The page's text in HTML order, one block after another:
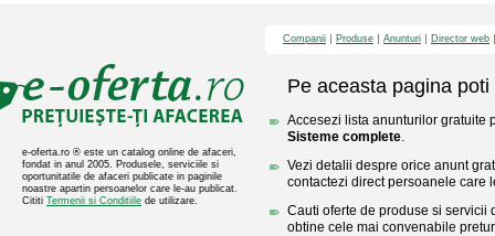
e-oferta.ro ® este un catalog online de afaceri,
fondat in anul 2005. Produsele, serviciile si
oportunitatile de afaceri publicate in paginile
noastre apartin persoanelor care le-au publicat.
Cititi Termenii si Conditiile de utilizare.
Companii Produse Anunturi Director web
Pe aceasta pagina poti
Accesezi lista anunturilor gratuite
Sisteme complete.
Vezi detalii despre orice anunt
contactezi direct persoanele care
Cauti oferte de produse si servicii
obtine cele mai convenabile